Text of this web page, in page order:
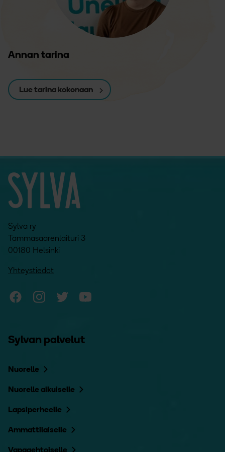
Annan tarina
Lue tarina kokonaan
Sylva ry
Tammasaarenlaituri 3
00180 Helsinki
Yhteystiedot
Sylvan Facebook
Sylvan Instagram
Sylvan Twitter
Sylvan palvelut
Nuorelle
Nuorelle aikuiselle
Lapsiperheelle
Ammattilaiselle